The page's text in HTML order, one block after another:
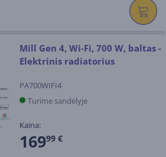
Mill Gen 4, Wi-Fi, 700 W, baltas -
Elektrinis radiatorius
PA700WIFI4
Turime sandėlyje
Kaina:
16999 €